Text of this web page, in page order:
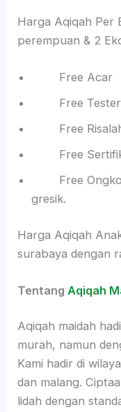
Harga Aqiqah Per
perempuan & 2
Free Acar
Free Tester
Free Risalah
Free
Free Ongkos
gresik.
Harga Aqiqah
surabaya dengan
Tentang Aqiqah
Aqiqah maidah
murah, namun
Kami hadir di
dan malang.
lidah dengan